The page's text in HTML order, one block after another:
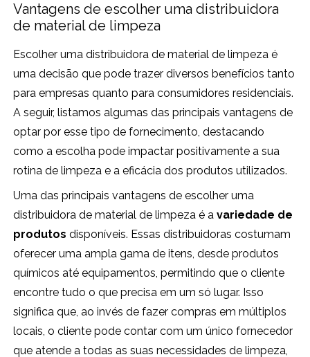
Vantagens de escolher uma distribuidora
de material de limpeza
Escolher uma distribuidora de material de limpeza é
uma decisão que pode trazer diversos benefícios tanto
para empresas quanto para consumidores residenciais.
A seguir, listamos algumas das principais vantagens de
optar por esse tipo de fornecimento, destacando
como a escolha pode impactar positivamente a sua
rotina de limpeza e a eficácia dos produtos utilizados.
Uma das principais vantagens de escolher uma
distribuidora de material de limpeza é avariedade de
produtos disponíveis. Essas distribuidoras costumam
oferecer uma ampla gama de itens, desde produtos
químicos até equipamentos, permitindo que o cliente
encontre tudo o que precisa em um só lugar. Isso
significa que, ao invés de fazer compras em múltiplos
locais, o cliente pode contar com um único fornecedor
que atende a todas as suas necessidades de limpeza,